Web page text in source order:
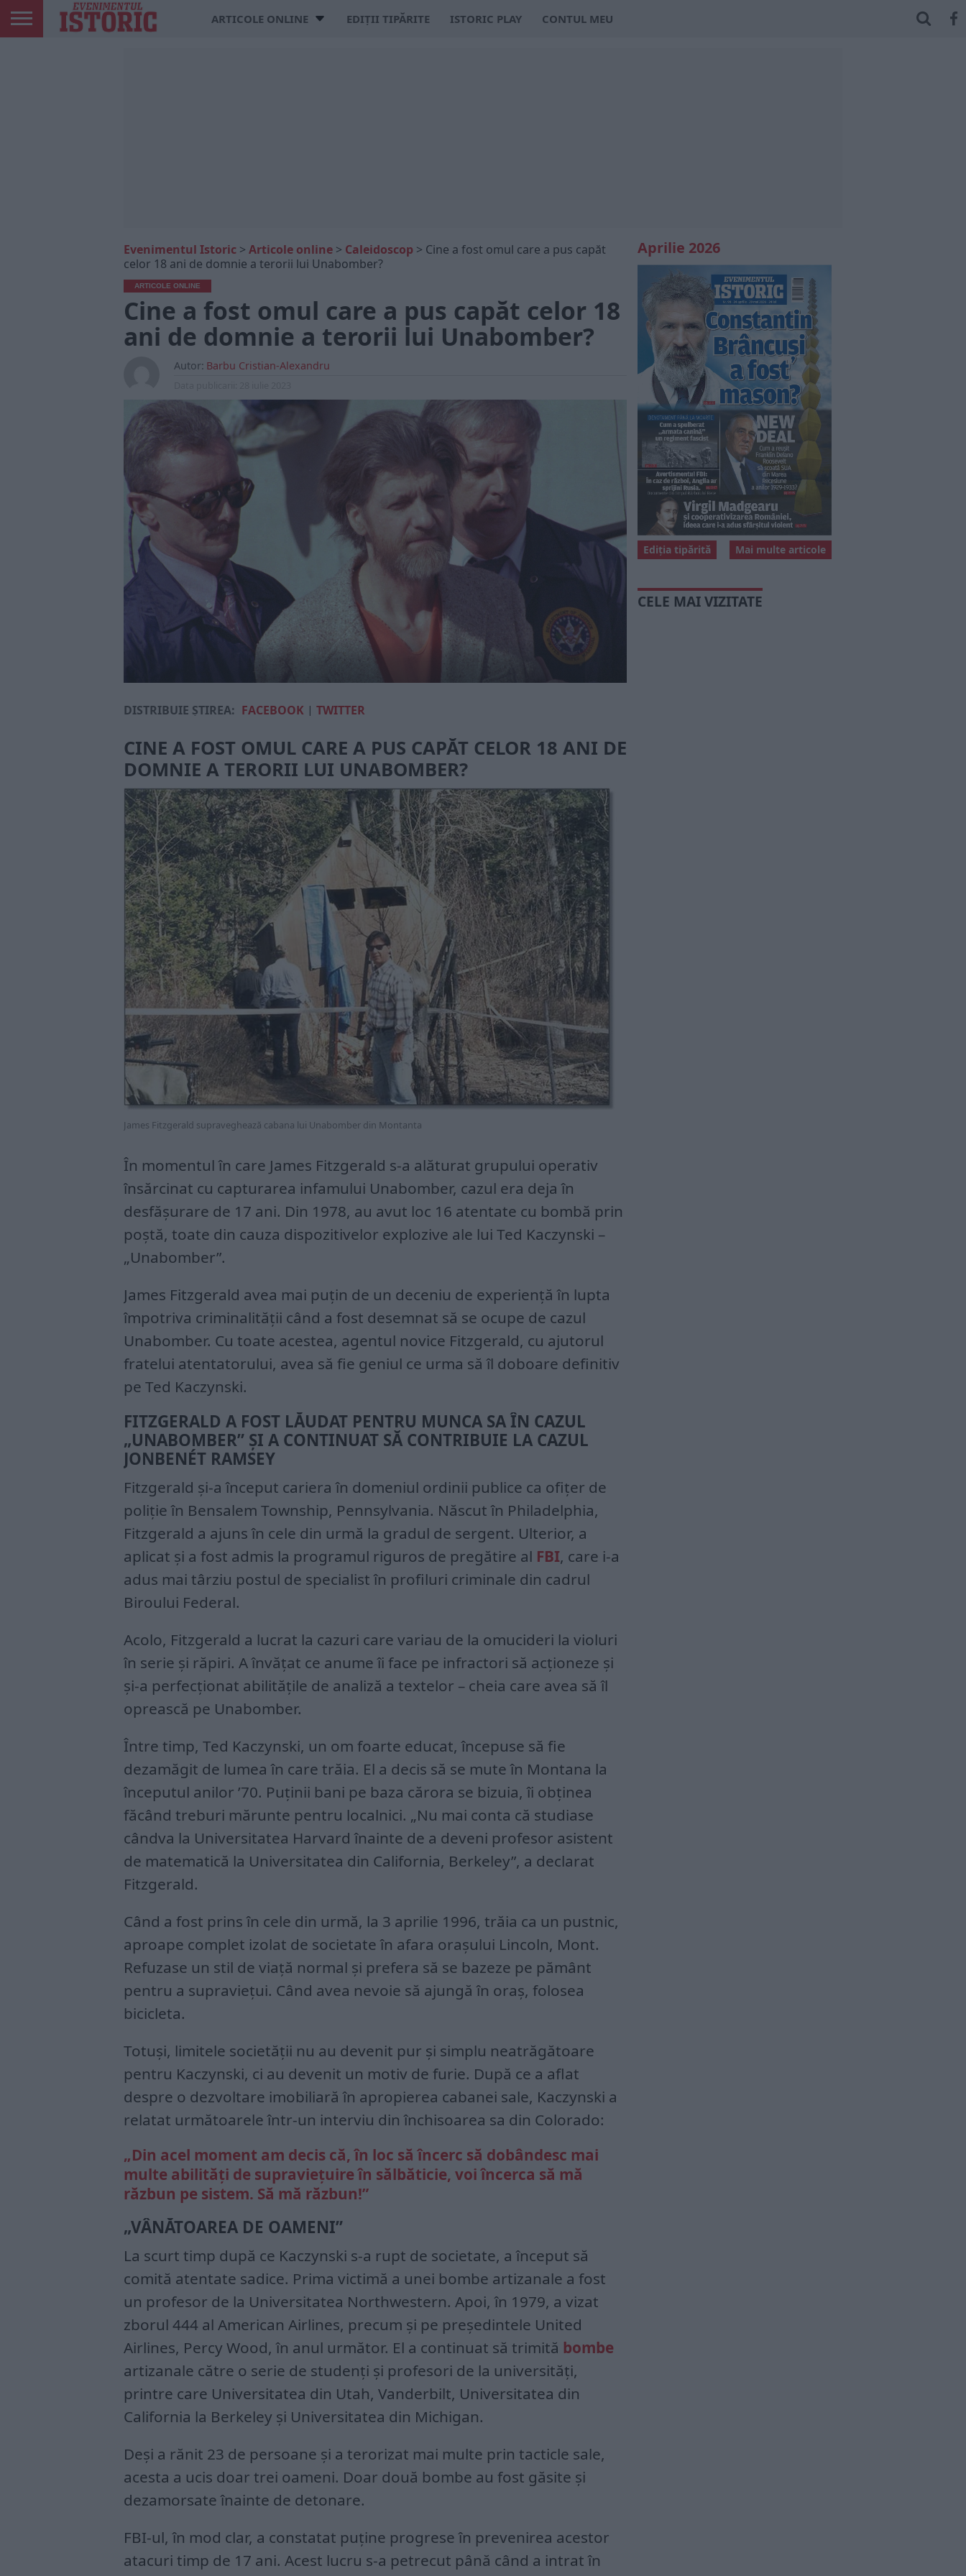
ARTICOLE ONLINE EDIȚII TIPĂRITE ISTORIC PLAY CONTUL MEU
Evenimentul Istoric > Articole online > Caleidoscop > Cine a fost omul care a pus capăt
celor 18 ani de domnie a terorii lui Unabomber?
ARTICOLE ONLINE
Cine a fost omul care a pus capăt celor 18
ani de domnie a terorii lui Unabomber?
Autor: Barbu Cristian-Alexandru
DISTRIBUIE ȘTIREA: FACEBOOK | TWITTER
CINE A FOST OMUL CARE A PUS CAPĂT CELOR 18 ANI DE
DOMNIE A TERORII LUI UNABOMBER?
James Fitzgerald supraveghează cabana lui Unabomber din Montanta
În momentul în care James Fitzgerald s-a alăturat grupului operativ
însărcinat cu capturarea infamului Unabomber, cazul era deja în
desfășurare de 17 ani. Din 1978, au avut loc 16 atentate cu bombă prin
poștă, toate din cauza dispozitivelor explozive ale lui Ted Kaczynski –
„Unabomber”.
James Fitzgerald avea mai puțin de un deceniu de experiență în lupta
împotriva criminalității când a fost desemnat să se ocupe de cazul
Unabomber. Cu toate acestea, agentul novice Fitzgerald, cu ajutorul
fratelui atentatorului, avea să fie geniul ce urma să îl doboare definitiv
pe Ted Kaczynski.
FITZGERALD A FOST LĂUDAT PENTRU MUNCA SA ÎN CAZUL
„UNABOMBER” ȘI A CONTINUAT SĂ CONTRIBUIE LA CAZUL
JONBENÉT RAMSEY
Fitzgerald și-a început cariera în domeniul ordinii publice ca ofițer de
poliție în Bensalem Township, Pennsylvania. Născut în Philadelphia,
Fitzgerald a ajuns în cele din urmă la gradul de sergent. Ulterior, a
aplicat și a fost admis la programul riguros de pregătire al FBI, care i-a
adus mai târziu postul de specialist în profiluri criminale din cadrul
Biroului Federal.
Acolo, Fitzgerald a lucrat la cazuri care variau de la omucideri la violuri
în serie și răpiri. A învățat ce anume îi face pe infractori să acționeze și
și-a perfecționat abilitățile de analiză a textelor – cheia care avea să îl
oprească pe Unabomber.
Între timp, Ted Kaczynski, un om foarte educat, începuse să fie
dezamăgit de lumea în care trăia. El a decis să se mute în Montana la
începutul anilor ’70. Puținii bani pe baza cărora se bizuia, îi obținea
făcând treburi mărunte pentru localnici. „Nu mai conta că studiase
cândva la Universitatea Harvard înainte de a deveni profesor asistent
de matematică la Universitatea din California, Berkeley”, a declarat
Fitzgerald.
Când a fost prins în cele din urmă, la 3 aprilie 1996, trăia ca un pustnic,
aproape complet izolat de societate în afara orașului Lincoln, Mont.
Refuzase un stil de viață normal și prefera să se bazeze pe pământ
pentru a supraviețui. Când avea nevoie să ajungă în oraș, folosea
bicicleta.
Totuși, limitele societății nu au devenit pur și simplu neatrăgătoare
pentru Kaczynski, ci au devenit un motiv de furie. După ce a aflat
despre o dezvoltare imobiliară în apropierea cabanei sale, Kaczynski a
relatat următoarele într-un interviu din închisoarea sa din Colorado:
„Din acel moment am decis că, în loc să încerc să dobândesc mai
multe abilități de supraviețuire în sălbăticie, voi încerca să mă
răzbun pe sistem. Să mă răzbun!”
„VÂNĂTOAREA DE OAMENI”
La scurt timp după ce Kaczynski s-a rupt de societate, a început să
comită atentate sadice. Prima victimă a unei bombe artizanale a fost
un profesor de la Universitatea Northwestern. Apoi, în 1979, a vizat
zborul 444 al American Airlines, precum și pe președintele United
Airlines, Percy Wood, în anul următor. El a continuat să trimită bombe
artizanale către o serie de studenți și profesori de la universități,
printre care Universitatea din Utah, Vanderbilt, Universitatea din
California la Berkeley și Universitatea din Michigan.
Deși a rănit 23 de persoane și a terorizat mai multe prin tacticle sale,
acesta a ucis doar trei oameni. Doar două bombe au fost găsite și
dezamorsate înainte de detonare.
FBI-ul, în mod clar, a constatat puține progrese în prevenirea acestor
atacuri timp de 17 ani. Acest lucru s-a petrecut până când a intrat în
Aprilie 2026
Mai multe articole
Ediția tipărită
CELE MAI VIZITATE